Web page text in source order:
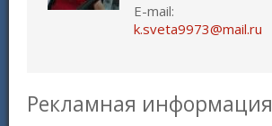
E-mail:
k.sveta9973@mail.ru
Рекламная информация